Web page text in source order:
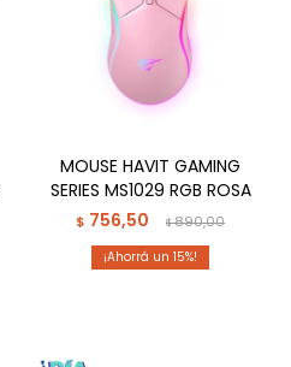
MOUSE HAVIT GAMING
SERIES MS1029 RGB ROSA
$ 756,50 $890,00
15